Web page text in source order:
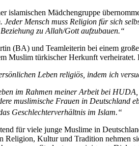
islamischen Mädchengruppe
Mensch muss Religion für sich
zu Allah/Gott aufzubauen.“
(BA) und Teamleiterin bei einem
Muslim türkischer Herkunft
Leben religiös, indem ich
im Rahmen meiner Arbeit bei
muslimische Frauen in Deutschland
Geschlechterverhältnis im Islam.“
für viele junge Muslime in
Religion, Kultur und Tradition nehmen